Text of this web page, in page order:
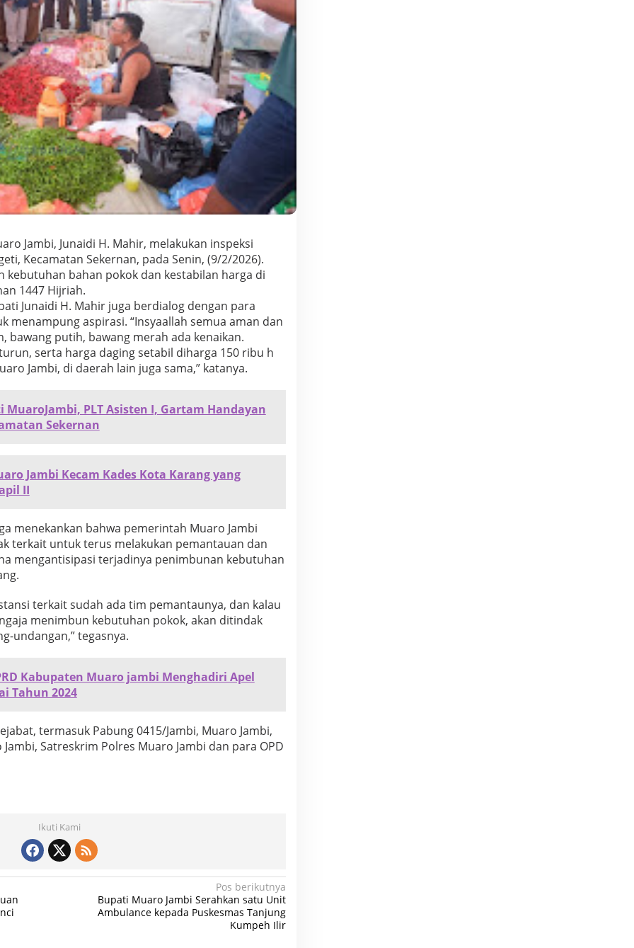
Jambi, Junaidi H. Mahir, melakukan inspeksi
Kecamatan Sekernan, pada Senin, (9/2/2026).
kebutuhan bahan pokok dan kestabilan harga di
1447 Hijriah.
Junaidi H. Mahir juga berdialog dengan para
menampung aspirasi. “Insyaallah semua aman dan
bawang putih, bawang merah ada kenaikan.
serta harga daging setabil diharga 150 ribu h
Jambi, di daerah lain juga sama,” katanya.
MuaroJambi, PLT Asisten I, Gartam Handayan
Sekernan
Jambi Kecam Kades Kota Karang yang
II
menekankan bahwa pemerintah Muaro Jambi
terkait untuk terus melakukan pemantauan dan
mengantisipasi terjadinya penimbunan kebutuhan
terkait sudah ada tim pemantaunya, dan kalau
menimbun kebutuhan pokok, akan ditindak
undangan,” tegasnya.
Kabupaten Muaro jambi Menghadiri Apel
Tahun 2024
termasuk Pabung 0415/Jambi, Muaro Jambi,
Satreskrim Polres Muaro Jambi dan para OPD
Ikuti Kami
Pos berikutnya
Bupati Muaro Jambi Serahkan satu Unit
Ambulance kepada Puskesmas Tanjung
Kumpeh Ilir